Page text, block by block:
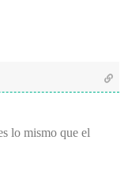
lo mismo que el